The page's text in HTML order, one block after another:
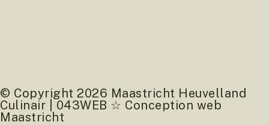
© Copyright 2026 Maastricht Heuvelland
Culinair | 043WEB ☆ Conception web
Maastricht